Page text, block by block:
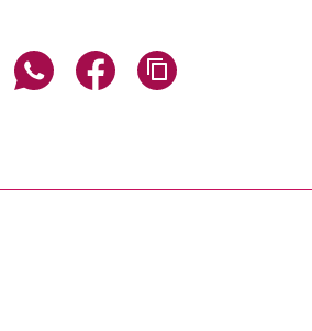
Seite über E-Mail teilen
Seite über WhatsApp teilen
Seite über Facebook